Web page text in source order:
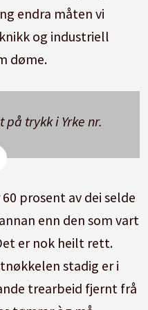
endra måten vi
og industriell
døme.
på trykk i Yrke nr.
med
videregående
prosent av dei selde
enn den som vart
er nok heilt rett.
stadig er i
trearbeid fjernt frå